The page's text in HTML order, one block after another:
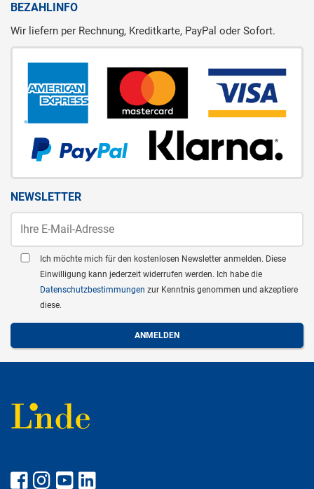
BEZAHLINFO
Wir liefern per Rechnung, Kreditkarte, PayPal oder Sofort.
NEWSLETTER
Ich möchte mich für den kostenlosen Newsletter anmelden. Diese
Einwilligung kann jederzeit widerrufen werden. Ich habe die
Datenschutzbestimmungen zur Kenntnis genommen und akzeptiere
diese.